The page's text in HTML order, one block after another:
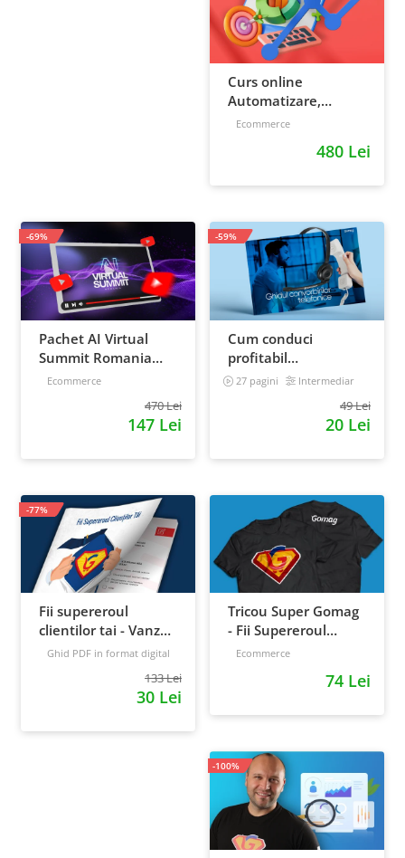
Curs online
Automatizare,
scalare si loializare:
strategia de business
Ecommerce
480 Lei
Pachet AI Virtual
Summit Romania
2026: inregistrari +
Ecommerce
470 Lei
147 Lei
-69%
Cum conduci
profitabil
convorbirile
27 pagini Intermediar
49 Lei
20 Lei
-59%
Fii supereroul
clientilor tai - Vanzari
pe pilot automat
Ghid PDF in format digital
133 Lei
30 Lei
-77%
Tricou Super Gomag
- Fii Supereroul
Clientilor Tai
Ecommerce
74 Lei
-100%